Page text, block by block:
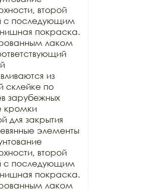
второй
с последующим
покраска.
лаком
из
склейке по
зарубежных
кромки
для закрытия
элементы
второй
с последующим
покраска.
лаком